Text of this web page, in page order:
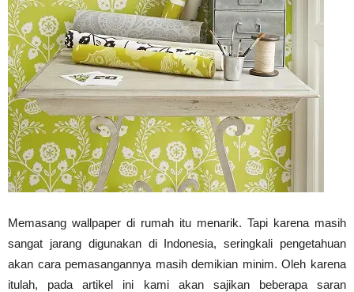
Vinyl
Cepat
Kering,
Kuat
Memasang wallpaper di rumah itu menarik. Tapi karena masih
sangat jarang digunakan di Indonesia, seringkali pengetahuan
akan cara pemasangannya masih demikian minim. Oleh karena
itulah, pada artikel ini kami akan sajikan beberapa saran